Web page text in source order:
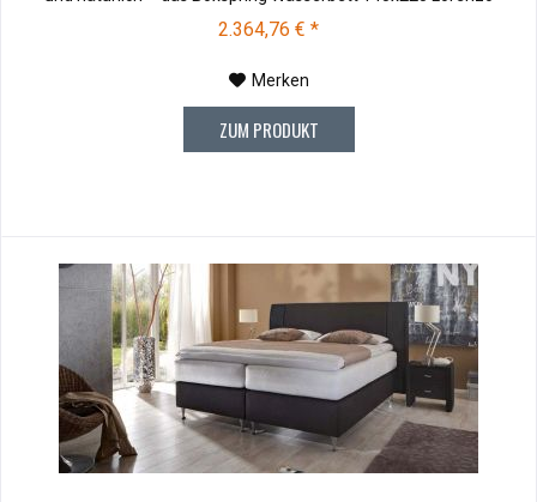
€ 10,00 zu Ihnen versendet werden. Bei Rücksendung werden
2.364,76 € *
Merken
ZUM PRODUKT